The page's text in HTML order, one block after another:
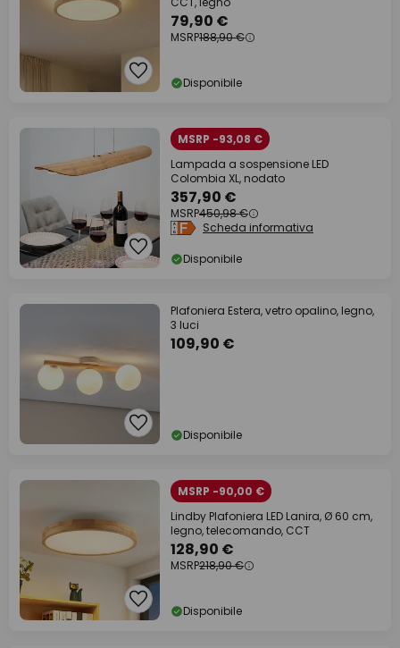
79,90 €
MSRP188,90 €
Disponibile
MSRP -93,08 €
Lampada a sospensione LED
Colombia XL, nodato
357,90 €
MSRP450,98 €
Scheda informativa
Disponibile
Plafoniera Estera, vetro opalino, legno,
3 luci
109,90 €
Disponibile
MSRP -90,00 €
Lindby Plafoniera LED Lanira, Ø 60 cm,
legno, telecomando, CCT
128,90 €
MSRP218,90 €
Disponibile